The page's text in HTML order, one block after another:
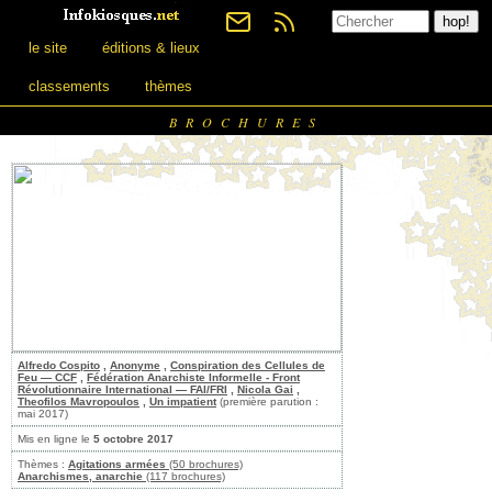
le site éditions & lieux
classements thèmes
BROCHURES
Alfredo Cospito Anonyme
Conspiration des Cellules de
Feu — CCF
Fédération Anarchiste Informelle - Front
Révolutionnaire International — FAI/FRI
Nicola Gai
Theofilos Mavropoulos
Un impatient (première parution :
mai 2017)
Mis en ligne le 5 octobre 2017
Thèmes : Agitations armées (50 brochures)
Anarchismes, anarchie (117 brochures)